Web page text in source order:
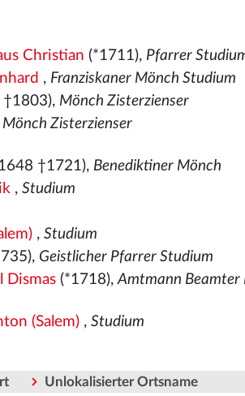
Christian (*1711), Pfarrer
, Franziskaner Mönch Studium
Mönch Zisterzienser
Mönch Zisterzienser
†1721), Benediktiner Mönch
,Studium
,Studium
Geistlicher Pfarrer Studium
Dismas (*1718),Amtmann Beamter
(Salem) ,Studium
Unlokalisierter Ortsname